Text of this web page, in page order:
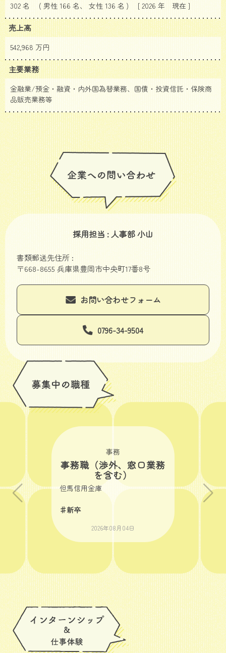
302 名 ( 男性 166 名、 女性 136 名 ) [ 2026 年 現在 ]
売上高
542,968 万円
主要業務
金融業/預金・融資・内外国為替業務、国債・投資信託・保険商
品販売業務等
採用担当 : 人事部 小山
書類郵送先住所 :
〒668-8655 兵庫県豊岡市中央町17番8号
お問い合わせフォーム
0796-34-9504
事務
事務職（渉外、窓口業務
を含む）
但馬信用金庫
♯新卒
2026年08月04日